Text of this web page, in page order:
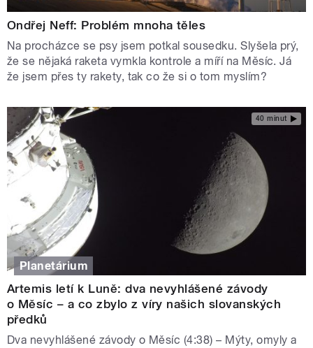
Ondřej Neff: Problém mnoha těles
Na procházce se psy jsem potkal sousedku. Slyšela prý,
že se nějaká raketa vymkla kontrole a míří na Měsíc. Já
že jsem přes ty rakety, tak co že si o tom myslím?
40 minut
Planetárium
Artemis letí k Luně: dva nevyhlášené závody
o Měsíc – a co zbylo z víry našich slovanských
předků
Dva nevyhlášené závody o Měsíc (4:38) – Mýty, omyly a